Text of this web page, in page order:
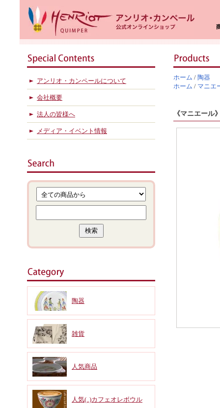
ホーム / 陶器
ホーム / マニエ
《マニエ
アンリオ・カンペールについて
会社概要
法人の皆様へ
メディア・イベント情報
陶器
雑貨
人気商品
人気(..)カフェオレボウル